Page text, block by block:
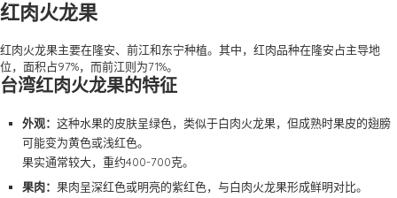
红肉火龙果
红肉火龙果主要在隆安、前江和东宁种植。其中，红肉品种在隆安占主导地
位，面积占97%，而前江则为71%。
台湾红肉火龙果的特征
外观： 这种水果的皮肤呈绿色，类似于白肉火龙果，但成熟时果皮的翅膀
可能变为黄色或浅红色。
果实通常较大，重约400-700克。
果肉： 果肉呈深红色或明亮的紫红色，与白肉火龙果形成鲜明对比。